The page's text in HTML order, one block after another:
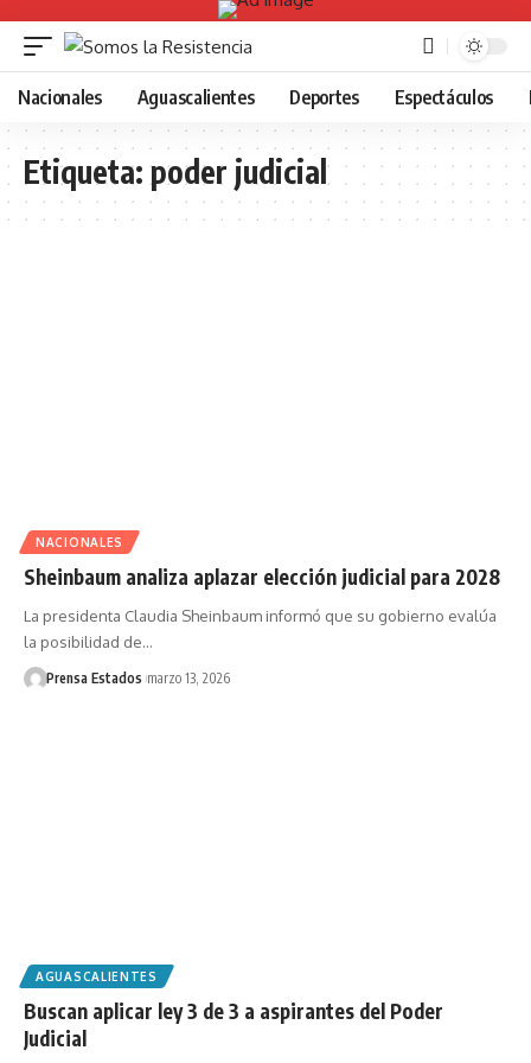
Nacionales Aguascalientes Deportes Espectáculos
Etiqueta:poder judicial
NACIONALES
Sheinbaum analiza aplazar elección judicial para 2028
La presidenta Claudia Sheinbaum informó que su gobierno evalúa
la posibilidad de…
Prensa Estados marzo 13, 2026
AGUASCALIENTES
Buscan aplicar ley 3 de 3 a aspirantes del Poder
Judicial